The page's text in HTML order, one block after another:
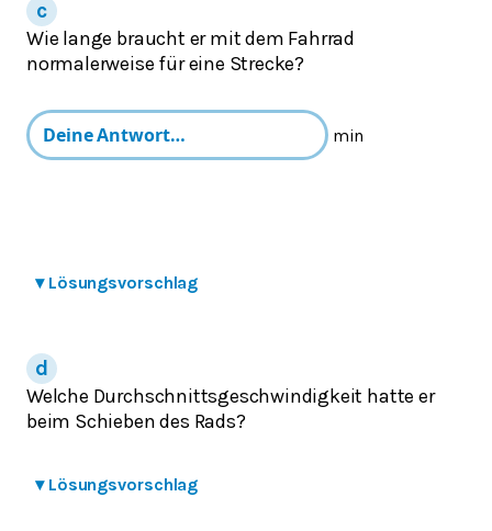
Wie lange braucht er mit dem Fahrrad
normalerweise für eine Strecke?
min
▾ Lösungsvorschlag
Welche Durchschnittsgeschwindigkeit hatte er
beim Schieben des Rads?
▾ Lösungsvorschlag